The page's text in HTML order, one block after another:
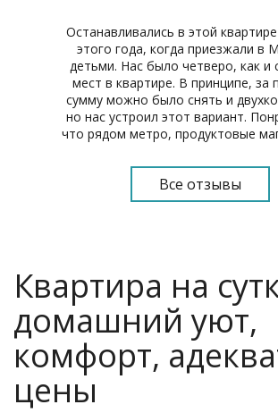
Останавливались в этой
этого года, когда приезжали в
детьми. Нас было четверо, как и
мест в квартире. В принципе, за
сумму можно было снять и
но нас устроил этот вариант.
что рядом метро, продуктовые
Читать отзыв целиком
Все отзывы
Квартира на
домашний уют,
комфорт,
цены